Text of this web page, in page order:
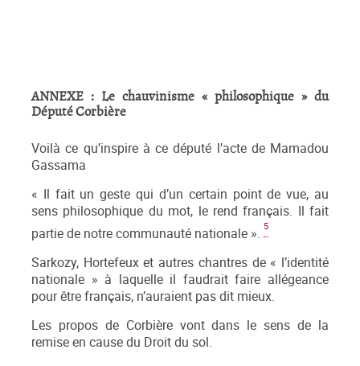
ANNEXE : Le chauvinisme « philosophique » du
Député Corbière
Voilà ce qu’inspire à ce député l’acte de Mamadou
Gassama
« Il fait un geste qui d’un certain point de vue, au
sens philosophique du mot, le rend français. Il fait
partie de notre communauté nationale ». 5
Sarkozy, Hortefeux et autres chantres de « l’identité
nationale » à laquelle il faudrait faire allégeance
pour être français, n’auraient pas dit mieux.
Les propos de Corbière vont dans le sens de la
remise en cause du Droit du sol.